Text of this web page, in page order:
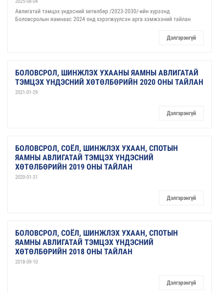
Авлигатай тэмцэх үндэсний хөтөлбөр /2023-2030/-ийн хүрээнд
Боловсролын яамнаас 2024 онд хэрэгжүүлсэн арга хэмжээний тайлан
Дэлгэрэнгүй
БОЛОВСРОЛ, ШИНЖЛЭХ УХААНЫ ЯАМНЫ АВЛИГАТАЙ
ТЭМЦЭХ ҮНДЭСНИЙ ХӨТӨЛБӨРИЙН 2020 ОНЫ ТАЙЛАН
2021-01-29
Дэлгэрэнгүй
БОЛОВСРОЛ, СОЁЛ, ШИНЖЛЭХ УХААН, СПОТЫН
ЯАМНЫ АВЛИГАТАЙ ТЭМЦЭХ ҮНДЭСНИЙ
ХӨТӨЛБӨРИЙН 2019 ОНЫ ТАЙЛАН
2020-01-31
Дэлгэрэнгүй
БОЛОВСРОЛ, СОЁЛ, ШИНЖЛЭХ УХААН, СПОТЫН
ЯАМНЫ АВЛИГАТАЙ ТЭМЦЭХ ҮНДЭСНИЙ
ХӨТӨЛБӨРИЙН 2018 ОНЫ ТАЙЛАН
2018-09-10
Дэлгэрэнгүй